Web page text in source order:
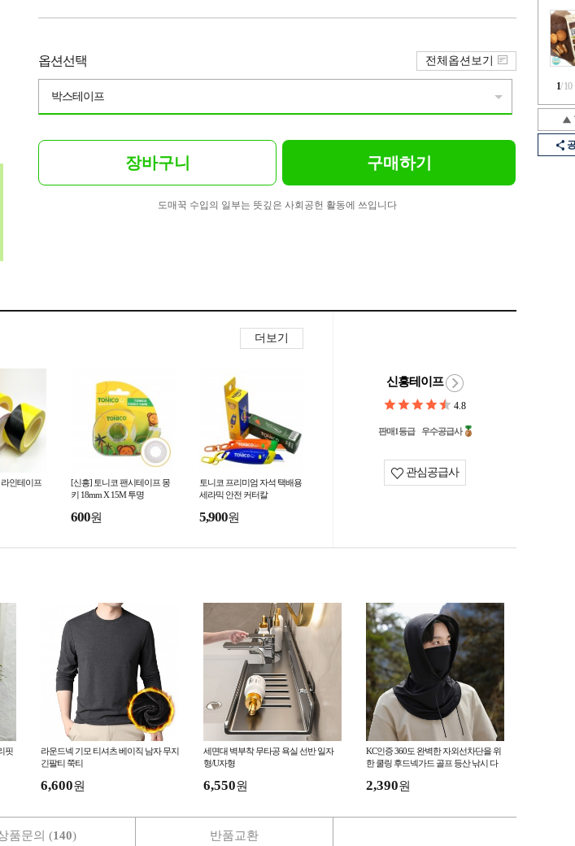
1/10
옵션선택
박스테이프
전체옵션보기
장바구니 구매하기
도매꾹 수입의 일부는 뜻깊은 사회공헌 활동에 쓰입니다
더보기
인테이프
[신흥] 토니코 팬시테이프 몽
키 18mm X 15M 투명
600원
토니코 프리미엄 자석 택배용
세라믹 안전 커터칼
5,900원
신흥테이프
4.8
판매1등급 우수공급사
관심공급사
핏
라운드넥 기모 티셔츠 베이직 남자 무지
긴팔티 쭉티
6,600원
세면대 벽부착 무타공 욕실 선반 일자
형/U자형
6,550원
KC인증 360도 완벽한 자외선차단을 위
한 쿨링 후드넥가드 골프 등산 낚시 다
2,390원
품문의 (140) 반품교환